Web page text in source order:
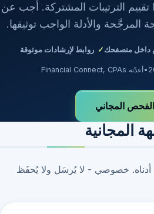
القرار الرئيسية لـ IFRS 11 تقييم الترتيبات المشتركة. أجب عن
المرجَّحة والأدلة الواجب توثيقها.
متصفحك روابط لإرشادات موثوقة
•أعدّته Financial Connect, CPAs
الفحص المجاني
المجانية
خصوصي - لا يُرسَل ولا يُحفَظ